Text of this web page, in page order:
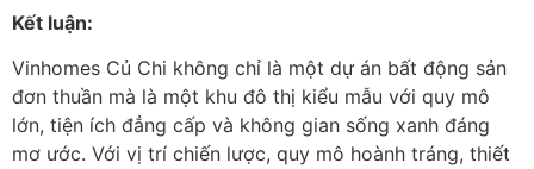
Kết luận:
Vinhomes Củ Chi không chỉ là một dự án bất động sản
đơn thuần mà là một khu đô thị kiểu mẫu với quy mô
lớn, tiện ích đẳng cấp và không gian sống xanh đáng
mơ ước. Với vị trí chiến lược, quy mô hoành tráng, thiết